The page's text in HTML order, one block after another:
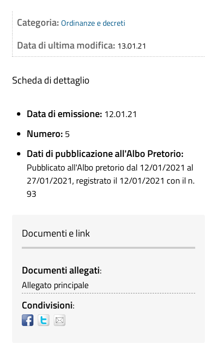
Categoria: Ordinanze e decreti
Data di ultima modifica: 13.01.21
Scheda di dettaglio
Data di emissione: 12.01.21
Numero: 5
Dati di pubblicazione all'Albo Pretorio:
Pubblicato all'Albo pretorio dal 12/01/2021 al
27/01/2021, registrato il 12/01/2021 con il n.
93
Documenti e link
Documenti allegati:
Allegato principale
Condivisioni: